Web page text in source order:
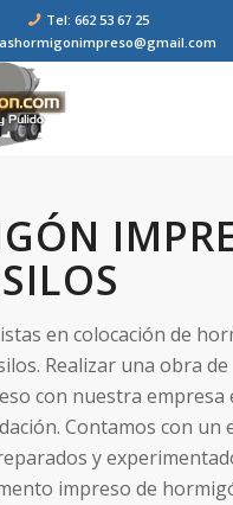
Tel: 662 53 67 25
en colocación de
Realizar una obra de
con nuestra empresa
Contamos con un
y
impreso de